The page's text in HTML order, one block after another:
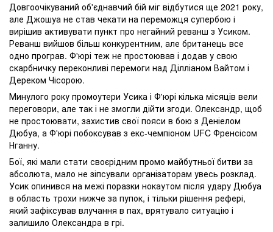
Довгоочікуваний об'єднавчий бій міг відбутися ще 2021 року,
але Джошуа не став чекати на переможця супербою і
вирішив активувати пункт про негайний реванш з Усиком.
Реванш вийшов більш конкурентним, але британець все
одно програв. Ф'юрі теж не простоював і додав у свою
скарбничку переконливі перемоги над Ділліаном Вайтом і
Дереком Чісорою.
Минулого року промоутери Усика і Ф'юрі кілька місяців вели
переговори, але так і не змогли дійти згоди. Олександр, щоб
не простоювати, захистив свої пояси в бою з Деніелом
Дюбуа, а Ф'юрі побоксував з екс-чемпіоном UFC Френсісом
Нганну.
Бої, які мали стати своєрідним промо майбутньої битви за
абсолюта, мало не зіпсували організаторам увесь розклад.
Усик опинився на межі поразки нокаутом після удару Дюбуа
в область трохи нижче за пупок, і тільки рішення рефері,
який зафіксував влучання в пах, врятувало ситуацію і
залишило Олександра в грі.